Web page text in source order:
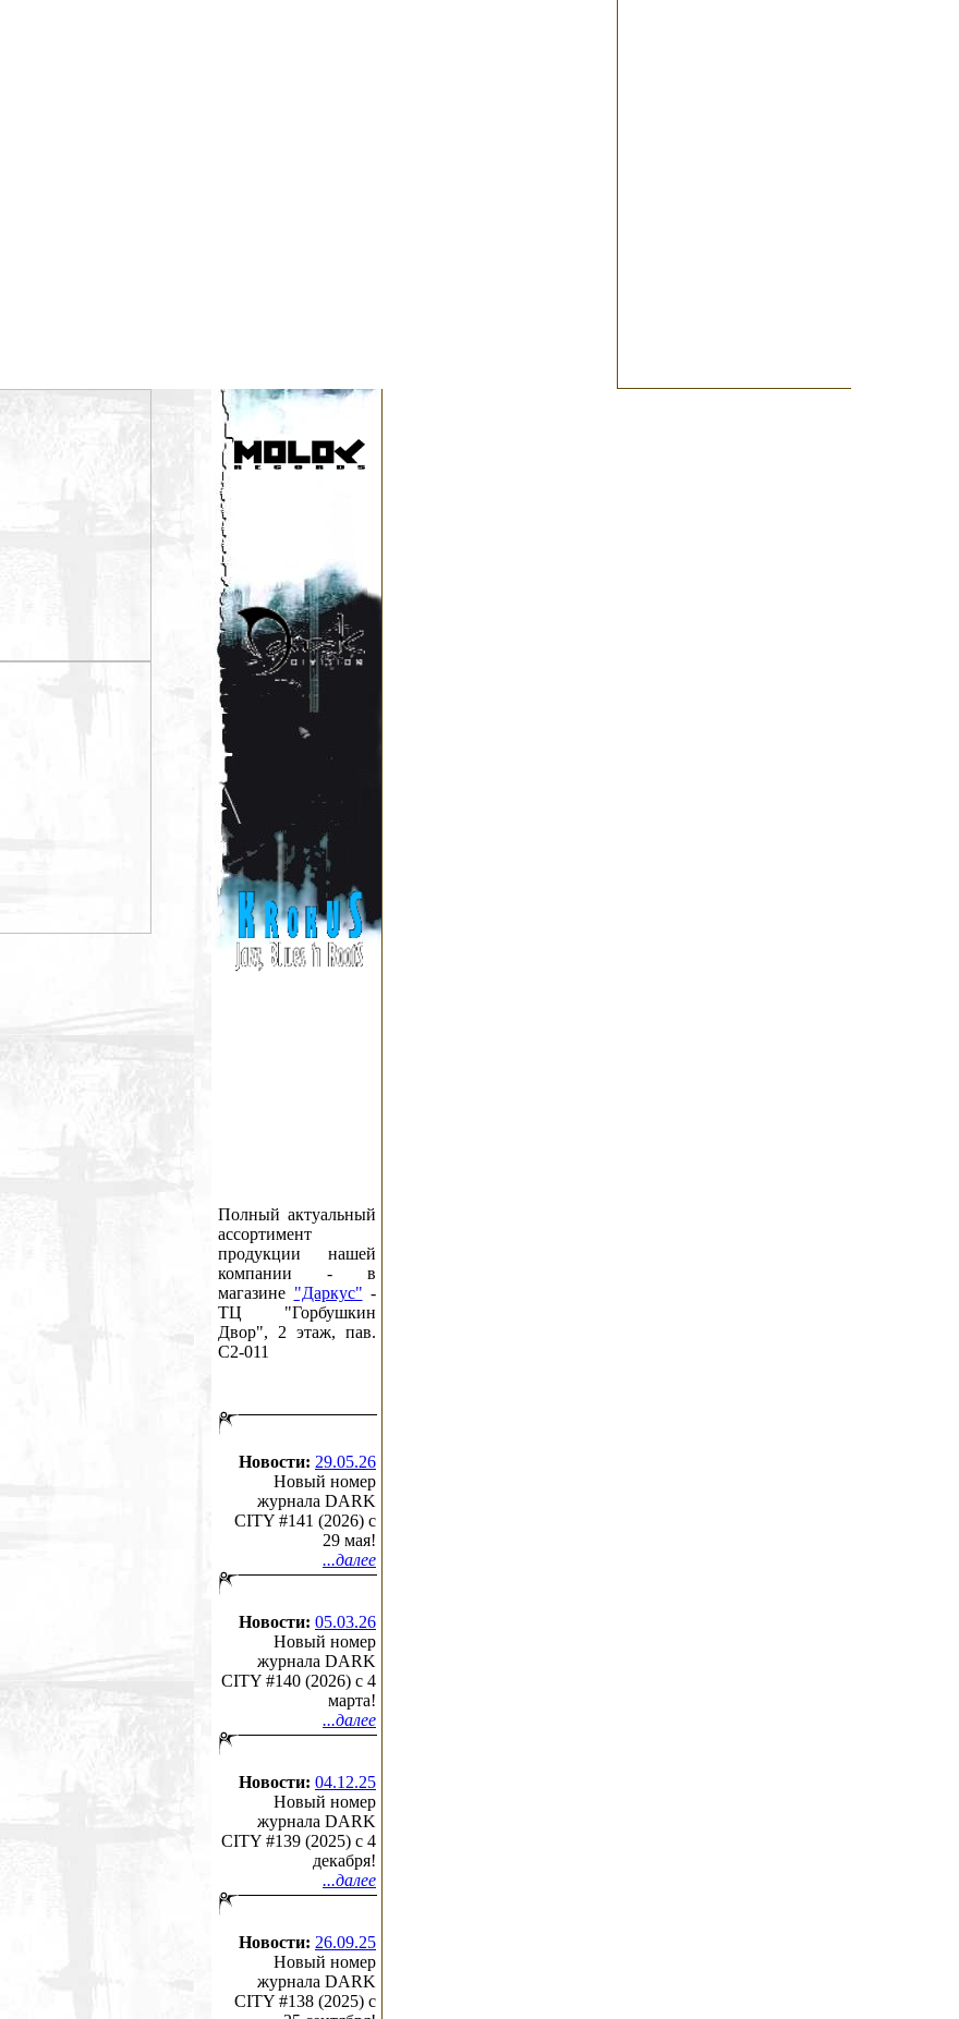
Полный актуальный
ассортимент
продукции нашей
компании - в
магазине "Даркус" -
ТЦ "Горбушкин
Двор", 2 этаж, пав.
C2-011
Новости: 29.05.26
Новый номер
журнала DARK
CITY #141 (2026) c
29 мая!
...далее
Новости: 05.03.26
Новый номер
журнала DARK
CITY #140 (2026) c 4
марта!
...далее
Новости: 04.12.25
Новый номер
журнала DARK
CITY #139 (2025) c 4
декабря!
...далее
Новости: 26.09.25
Новый номер
журнала DARK
CITY #138 (2025) c